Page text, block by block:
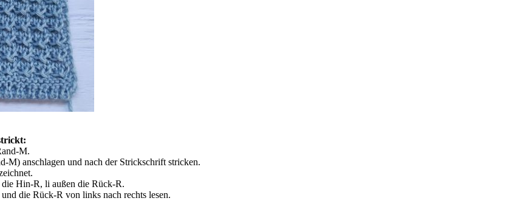
M.
M) anschlagen und nach der Strickschrift stricken.
Hin-R, li außen die Rück-R.
die Rück-R von links nach rechts lesen.